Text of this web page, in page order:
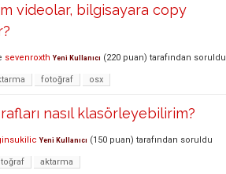
videolar, bilgisayara copy
sevenroxth Yeni Kullanıcı (220 puan) tarafından soruldu
fotoğraf osx
nasıl klasörleyebilirim?
Yeni Kullanıcı (150 puan) tarafından soruldu
aktarma